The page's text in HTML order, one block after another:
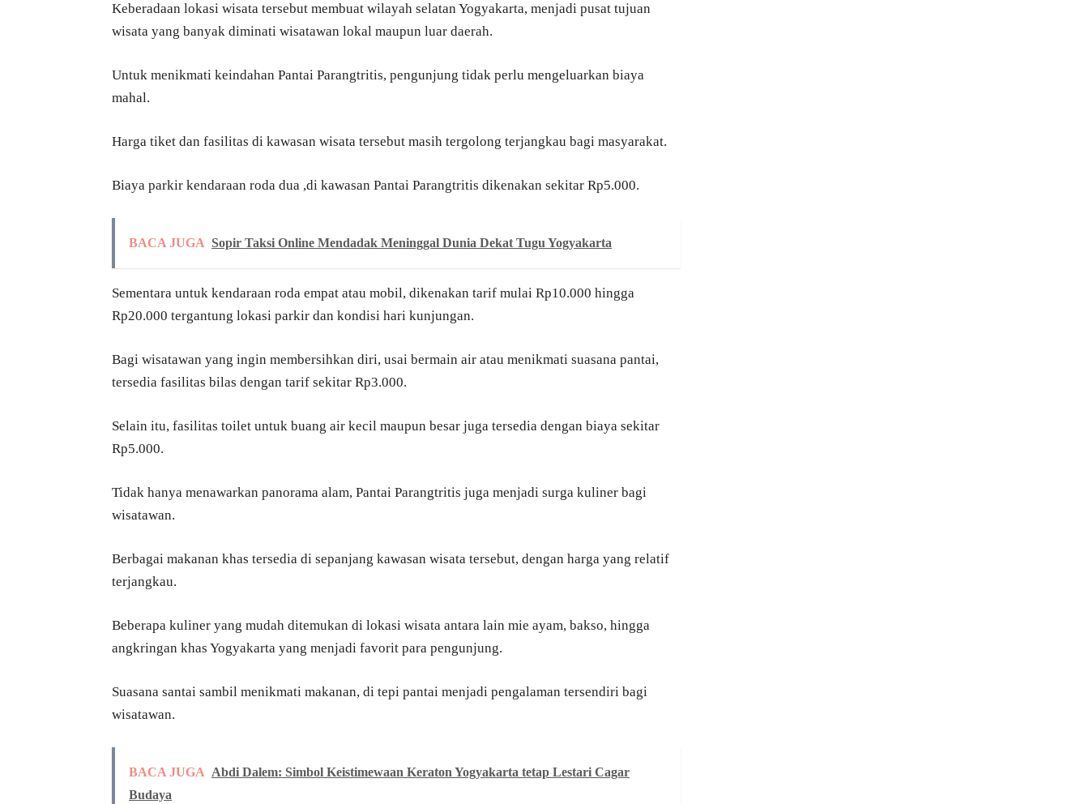
Keberadaan lokasi wisata tersebut membuat wilayah selatan Yogyakarta, menjadi pusat tujuan
wisata yang banyak diminati wisatawan lokal maupun luar daerah.
Untuk menikmati keindahan Pantai Parangtritis, pengunjung tidak perlu mengeluarkan biaya
mahal.
Harga tiket dan fasilitas di kawasan wisata tersebut masih tergolong terjangkau bagi masyarakat.
Biaya parkir kendaraan roda dua ,di kawasan Pantai Parangtritis dikenakan sekitar Rp5.000.
BACA JUGA Sopir Taksi Online Mendadak Meninggal Dunia Dekat Tugu Yogyakarta
Sementara untuk kendaraan roda empat atau mobil, dikenakan tarif mulai Rp10.000 hingga
Rp20.000 tergantung lokasi parkir dan kondisi hari kunjungan.
Bagi wisatawan yang ingin membersihkan diri, usai bermain air atau menikmati suasana pantai,
tersedia fasilitas bilas dengan tarif sekitar Rp3.000.
Selain itu, fasilitas toilet untuk buang air kecil maupun besar juga tersedia dengan biaya sekitar
Rp5.000.
Tidak hanya menawarkan panorama alam, Pantai Parangtritis juga menjadi surga kuliner bagi
wisatawan.
Berbagai makanan khas tersedia di sepanjang kawasan wisata tersebut, dengan harga yang relatif
terjangkau.
Beberapa kuliner yang mudah ditemukan di lokasi wisata antara lain mie ayam, bakso, hingga
angkringan khas Yogyakarta yang menjadi favorit para pengunjung.
Suasana santai sambil menikmati makanan, di tepi pantai menjadi pengalaman tersendiri bagi
wisatawan.
BACA JUGA Abdi Dalem: Simbol Keistimewaan Keraton Yogyakarta tetap Lestari Cagar
Budaya